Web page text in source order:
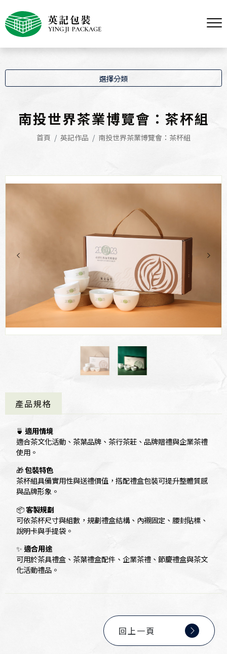
選擇分類
南投世界茶業博覽會：茶杯組
首頁 英記作品 南投世界茶業博覽會：茶杯組
產品規格
🍵 適用情境
適合茶文化活動、茶葉品牌、茶行茶莊、品牌贈禮與企業茶禮
使用。
🎁包裝特色
茶杯組具備實用性與送禮價值，搭配禮盒包裝可提升整體質感
與品牌形象。
📦客製規劃
可依茶杯尺寸與組數，規劃禮盒結構、內襯固定、腰封貼標、
說明卡與手提袋。
✨ 適合用途
可用於茶具禮盒、茶葉禮盒配件、企業茶禮、節慶禮盒與茶文
化活動禮品。
回上一頁